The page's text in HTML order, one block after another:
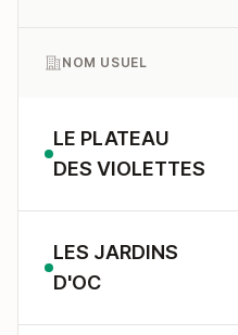
NOM USUEL
LE PLATEAU
DES VIOLETTES
LES JARDINS
D'OC